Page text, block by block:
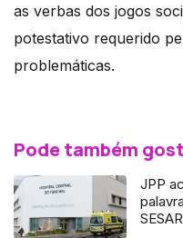
as verbas dos jogos
potestativo requerido
problemáticas.
Pode também
JPP